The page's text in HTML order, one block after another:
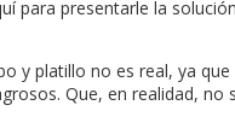
para presentarle la
y platillo no es real, ya que
Que, en realidad, no